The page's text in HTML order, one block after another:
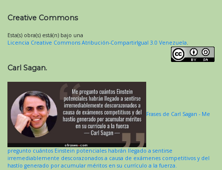
Creative Commons
Esta(s) obra(s) está(n) bajo una
Licencia Creative Commons Atribución-CompartirIgual 3.0 Venezuela.
Carl Sagan.
Frases de Carl Sagan - Me
pregunto cuántos Einstein potenciales habrán llegado a sentirse
irremediablemente descorazonados a causa de exámenes competitivos y del
hastío generado por acumular méritos en su currículo a la fuerza.